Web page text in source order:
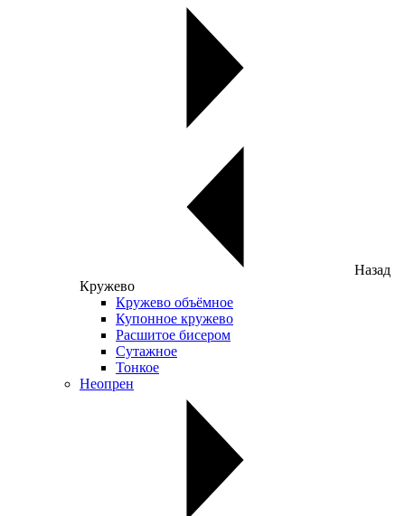
Назад
Кружево
Кружево объёмное
Купонное кружево
Расшитое бисером
Сутажное
Тонкое
Неопрен